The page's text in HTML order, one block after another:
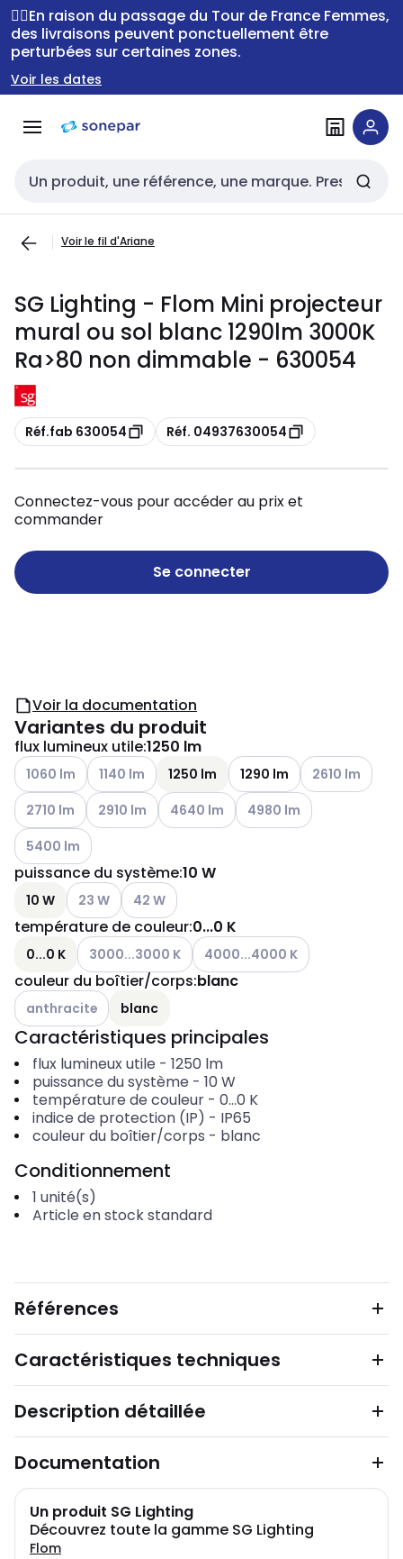
Passer à la
navigation
Passer
au
contenu
🚴‍♂️En raison du passage du Tour de France Femmes,
des livraisons peuvent ponctuellement être
perturbées sur certaines zones.
Voir les dates
Entrée de recherche
Voir le fil d'Ariane
SG Lighting - Flom Mini projecteur
mural ou sol blanc 1290lm 3000K
Ra>80 non dimmable - 630054
Copie
Réf.fab 630054 Copie
Réf. 04937630054
Connectez-vous pour accéder au prix et
commander
Se connecter
Voir la documentation
Variantes du produit
flux lumineux utile:1250 lm
Voir les options disponibles
1060 lm Voir les options disponibles
1140 lm 1250 lm 1290 lm Voir les options
2610 lm
Voir les options disponibles
2710 lm Voir les options disponibles
2910 lm Voir les options disponibles
4640 lm Voir les options disponibles
4980 lm
Voir les options disponibles
5400 lm
puissance du système:10 W
10 W Voir les options disponibles
23 W Voir les options disponibles
42 W
température de couleur:0...0 K
0...0 K Voir les options disponibles
3000...3000 K Voir les options disponibles
4000...4000 K
couleur du boîtier/corps:blanc
Voir les options disponibles
anthracite blanc
Caractéristiques principales
flux lumineux utile - 1250 lm
puissance du système - 10 W
température de couleur- 0...0 K
indice de protection (IP) - IP65
couleur du boîtier/corps - blanc
Conditionnement
1 unité(s)
Article en stock standard
Références
Caractéristiques techniques
Description détaillée
Documentation
Un produit SG Lighting
Découvrez toute la gamme SG Lighting
Flom